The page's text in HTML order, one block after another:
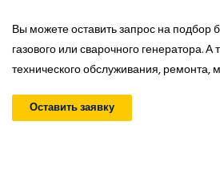
Вы можете оставить запрос на подбор
газового или сварочного генератора. А
технического обслуживания,
Оставить заявку